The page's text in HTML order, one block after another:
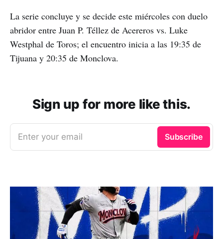
La serie concluye y se decide este miércoles con duelo
abridor entre Juan P. Téllez de Acereros vs. Luke
Westphal de Toros; el encuentro inicia a las 19:35 de
Tijuana y 20:35 de Monclova.
Sign up for more like this.
Enter your email Subscribe